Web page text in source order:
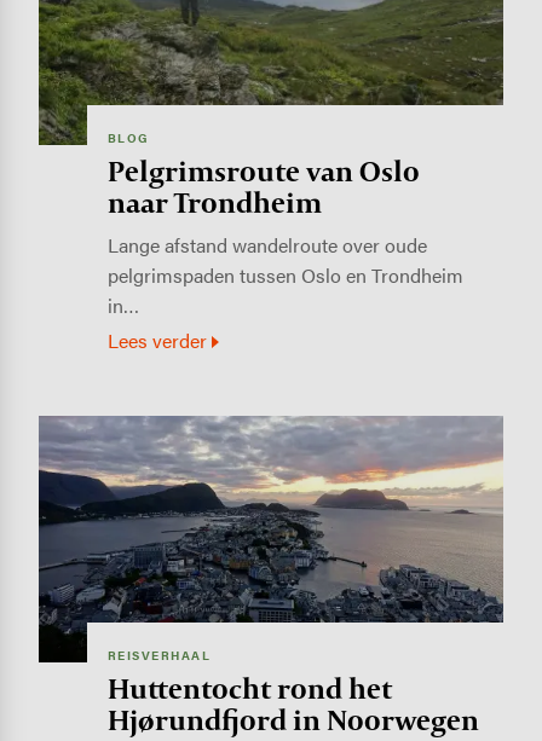
BLOG
Pelgrimsroute van Oslo
naar Trondheim
Lange afstand wandelroute over oude
pelgrimspaden tussen Oslo en Trondheim
in…
Lees verder
Image
REISVERHAAL
Huttentocht rond het
Hjørundfjord in Noorwegen